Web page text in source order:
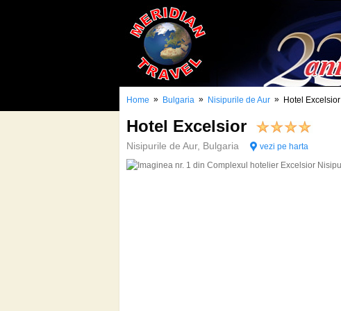
Home » Bulgaria » Nisipurile de Aur » Hotel Excelsior
Hotel Excelsior
Nisipurile de Aur, Bulgaria vezi pe harta